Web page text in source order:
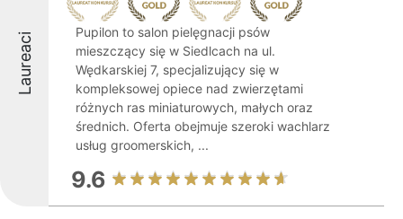
Laureaci
Pupilon to salon pielęgnacji psów
mieszczący się w Siedlcach na ul.
Wędkarskiej 7, specjalizujący się w
kompleksowej opiece nad zwierzętami
różnych ras miniaturowych, małych oraz
średnich. Oferta obejmuje szeroki wachlarz
usług groomerskich, ...
9.6